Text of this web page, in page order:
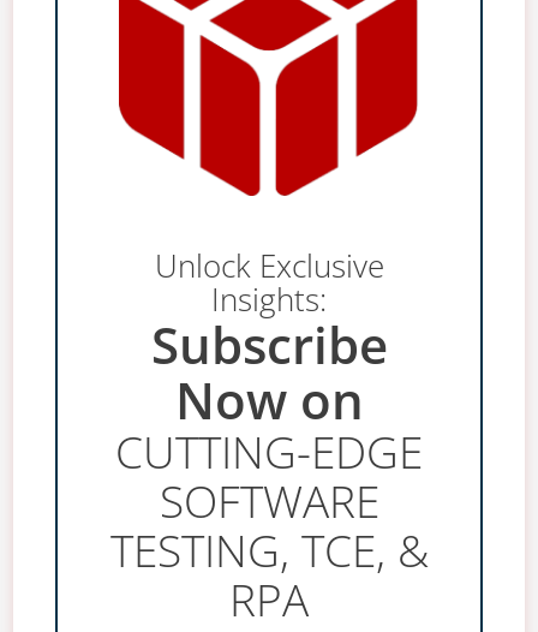
Unlock Exclusive
Insights:
Subscribe
Now on
CUTTING-EDGE
SOFTWARE
TESTING, TCE, &
RPA